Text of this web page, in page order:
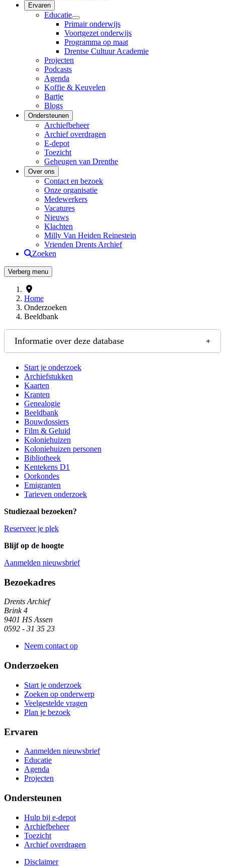
Ervaren
Educatie
Primair onderwijs
Voortgezet onderwijs
Programma op maat
Drentse Cultuur Academie
Projecten
Podcasts
Agenda
Koffie & Keuvelen
Bartje
Blogs
Ondersteunen
Archiefbeheer
Archief overdragen
E-depot
Toezicht
Geheugen van Drenthe
Over ons
Contact en bezoek
Onze organisatie
Medewerkers
Vacatures
Nieuws
Klachten
Milly Van Heiden Reinestein
Vrienden Drents Archief
Zoeken
Drents Archief
Verberg menu
Home
Onderzoeken
Beeldbank
Informatie over deze database
Start je onderzoek
Archiefstukken
Kaarten
Kranten
Genealogie
Beeldbank
Bouwdossiers
Film & Geluid
Koloniehuizen
Koloniehuizen personen
Bibliotheek
Kentekens D1
Oorkondes
Emigranten
Tarieven onderzoek
Studiezaal bezoeken?
Reserveer je plek
Blijf op de hoogte
Aanmelden nieuwsbrief
Algemene informatie
Bezoekadres
Drents Archief
Brink 4
9401 HS Assen
0592 - 31 35 23
Neem contact op
Onderzoeken
Start je onderzoek
Zoeken op onderwerp
Veelgestelde vragen
Plan je bezoek
Ervaren
Aanmelden nieuwsbrief
Educatie
Agenda
Projecten
Ondersteunen
Hulp bij e-depot
Archiefbeheer
Toezicht
Archief overdragen
Disclaimer